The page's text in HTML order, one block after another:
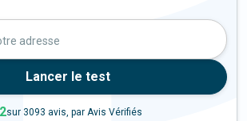
adresse
Lancer le test
sur 3093 avis, par Avis Vérifiés